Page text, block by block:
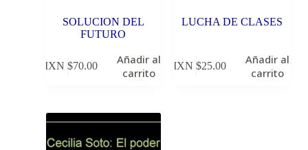
SOLUCION DEL
FUTURO
MXN $70.00
Añadir al
carrito
LUCHA DE CLASES
MXN $25.00
Añadir al
carrito